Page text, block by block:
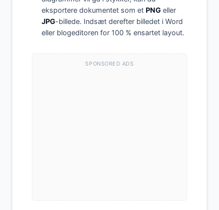
eksportere dokumentet som et PNG eller
JPG-billede. Indsæt derefter billedet i Word
eller blogeditoren for 100 % ensartet layout.
SPONSORED ADS